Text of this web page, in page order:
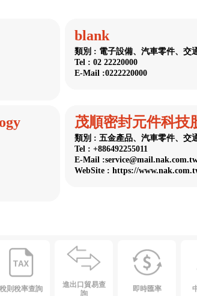
blank
類別 : 電子設備、汽車零件、交
Tel : 02 22220000
E-Mail :0222220000
茂順密封元件科技
類別 : 五金產品、汽車零件、交
Tel : +886492255011
E-Mail
WebSite : https://
稅則稅率查詢
進出口貿易查
詢
即時匯率